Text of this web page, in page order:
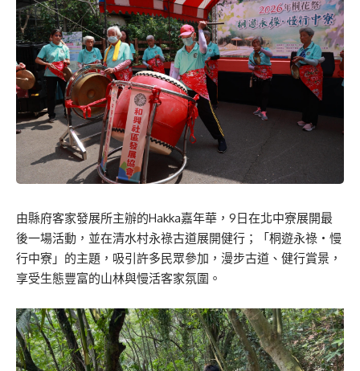
由縣府客家發展所主辦的Hakka嘉年華，9日在北中寮展開最
後一場活動，並在清水村永祿古道展開健行；「桐遊永祿・慢
行中寮」的主題，吸引許多民眾參加，漫步古道、健行賞景，
享受生態豐富的山林與慢活客家氛圍。